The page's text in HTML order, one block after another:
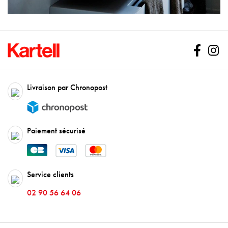
Livraison par Chronopost
Paiement sécurisé
Service clients
02 90 56 64 06